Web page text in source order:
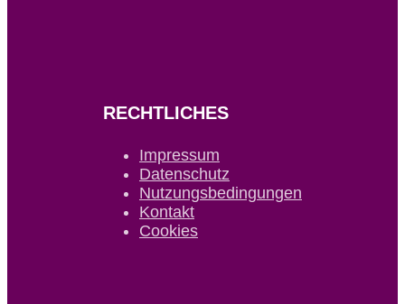
RECHTLICHES
Impressum
Datenschutz
Nutzungsbedingungen
Kontakt
Cookies